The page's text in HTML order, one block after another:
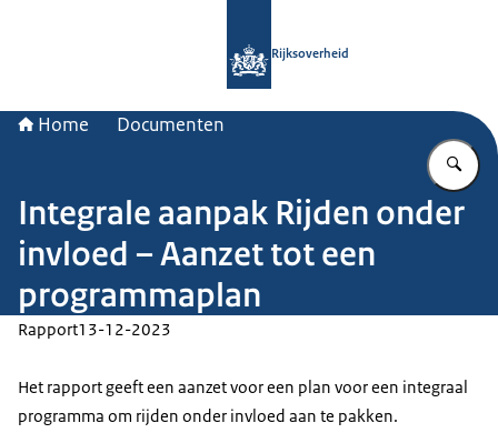
Rijksoverheid
Home Documenten
Integrale aanpak Rijden onder
invloed – Aanzet tot een
programmaplan
Rapport13-12-2023
Het rapport geeft een aanzet voor een plan voor een integraal
programma om rijden onder invloed aan te pakken.